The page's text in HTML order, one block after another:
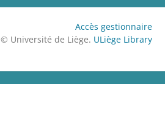
Accès gestionnaire
© Université de Liège. ULiège Library